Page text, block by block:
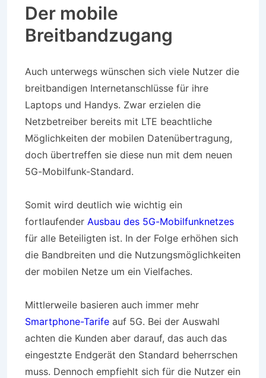
Der mobile
Breitbandzugang
Auch unterwegs wünschen sich viele Nutzer die
breitbandigen Internetanschlüsse für ihre
Laptops und Handys. Zwar erzielen die
Netzbetreiber bereits mit LTE beachtliche
Möglichkeiten der mobilen Datenübertragung,
doch übertreffen sie diese nun mit dem neuen
5G-Mobilfunk-Standard.
Somit wird deutlich wie wichtig ein
fortlaufender Ausbau des 5G-Mobilfunknetzes
für alle Beteiligten ist. In der Folge erhöhen sich
die Bandbreiten und die Nutzungsmöglichkeiten
der mobilen Netze um ein Vielfaches.
Mittlerweile basieren auch immer mehr
Smartphone-Tarife auf 5G. Bei der Auswahl
achten die Kunden aber darauf, das auch das
eingestzte Endgerät den Standard beherrschen
muss. Dennoch empfiehlt sich für die Nutzer ein